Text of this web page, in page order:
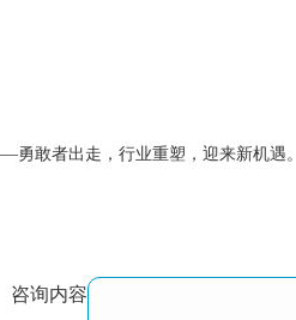
敢者出走，行业重塑，迎来新机遇。
咨询内容